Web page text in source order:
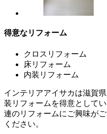
得意なリフォーム
クロスリフォーム
床リフォーム
内装リフォーム
インテリアアイサカは滋賀
装リフォームを得意として
連のリフォームにご興味が
ください。